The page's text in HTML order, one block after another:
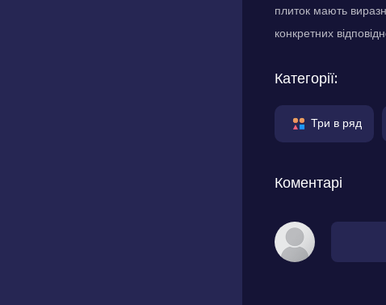
плиток мають
конкретних
Категорії:
Три в ряд
Коментарі